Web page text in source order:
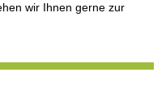
wir Ihnen gerne zur